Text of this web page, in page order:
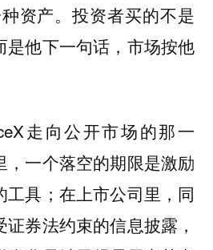
资产。投资者买的不是
是他下一句话，市场按他
走向公开市场的那一
，一个落空的期限是激励
工具；在上市公司里，同
券法约束的信息披露，